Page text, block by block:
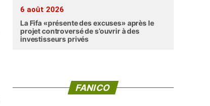
6 août 2026
La Fifa «présente des excuses» après le
projet controversé de s’ouvrir à des
investisseurs privés
FANICO